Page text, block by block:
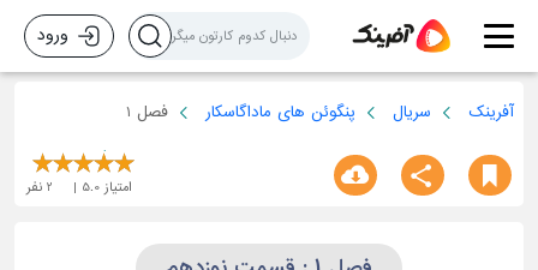
ورود
آفرینک سریال پنگوئن های ماداگاسکار فصل 1
امتیاز 5.0
2 نفر